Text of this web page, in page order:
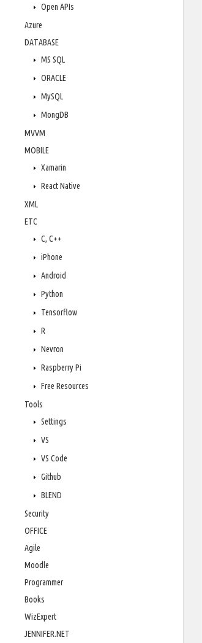
Open APIs
Azure
DATABASE
MS SQL
ORACLE
MySQL
MongDB
MVVM
MOBILE
Xamarin
React Native
XML
ETC
C, C++
iPhone
Android
Python
Tensorflow
R
Nevron
Raspberry Pi
Free Resources
Tools
Settings
VS
VS Code
Github
BLEND
Security
OFFICE
Agile
Moodle
Programmer
Books
WizExpert
JENNIFER.NET